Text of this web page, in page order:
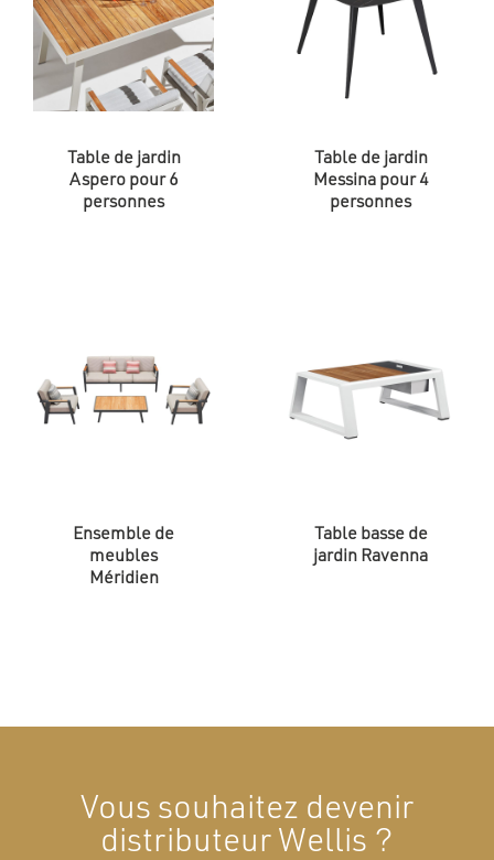
Table de jardin
Aspero pour 6
personnes
Table de jardin
Messina pour 4
personnes
Ensemble de
meubles
Méridien
Table basse de
jardin Ravenna
Vous souhaitez devenir
distributeur Wellis ?